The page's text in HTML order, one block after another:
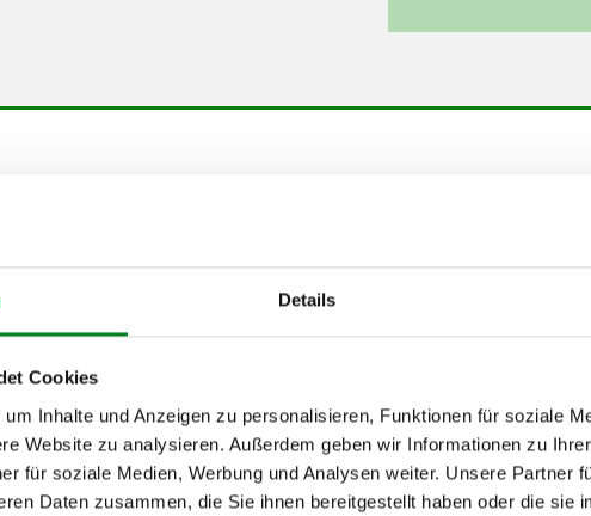
Details
Cookies
Inhalte und Anzeigen zu personalisieren, Funktionen für soziale
Website zu analysieren. Außerdem geben wir Informationen zu
für soziale Medien, Werbung und Analysen weiter. Unsere Partner
Daten zusammen, die Sie ihnen bereitgestellt haben oder die sie
NLP22_) 09.2000 09.2005
unseren Support kontaktieren (Chat, Telefon oder E-Mail).
zu 2 (2.1) und zu 3 (2.2) oderFahrgestellnummer.